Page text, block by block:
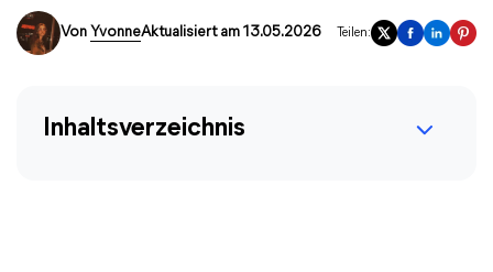
Von YvonneAktualisiert am 13.05.2026 Teilen:
Inhaltsverzeichnis